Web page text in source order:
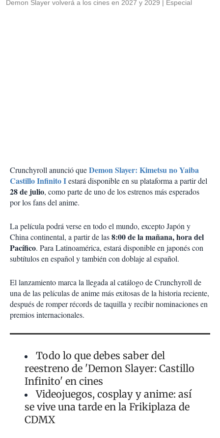
Demon Slayer volverá a los cines en 2027 y 2029 Especial
Crunchyroll anunció queDemon Slayer: Kimetsu no Yaiba
Castillo Infinito Iestará disponible en su plataforma a partir del
28 de julio, como parte de uno de los estrenos más esperados
por los fans del anime.
La película podrá verse en todo el mundo, excepto Japón y
China continental, a partir de las8:00 de la mañana, hora del
Pacífico. Para Latinoamérica, estará disponible en japonés con
subtítulos en español y también con doblaje al español.
El lanzamiento marca la llegada al catálogo de Crunchyroll de
una de las películas de anime más exitosas de la historia reciente,
después de romper récords de taquilla y recibir nominaciones en
premios internacionales.
Todo lo que debes saber del
reestreno de 'Demon Slayer: Castillo
Infinito' en cines
Videojuegos, cosplay y anime: así
se vive una tarde en la Frikiplaza de
CDMX